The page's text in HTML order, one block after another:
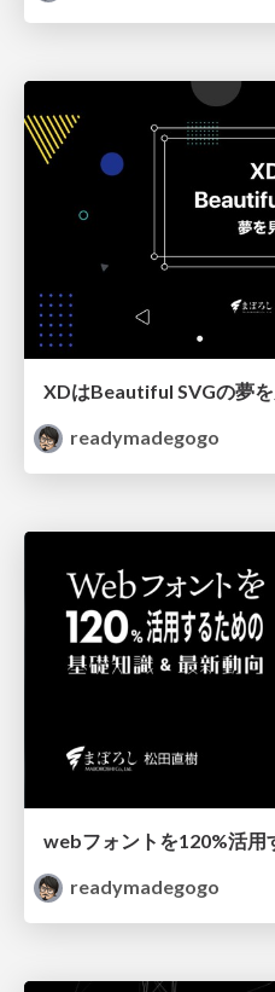
XDはBeautiful SVGの夢
readymadegogo
readymadegogo